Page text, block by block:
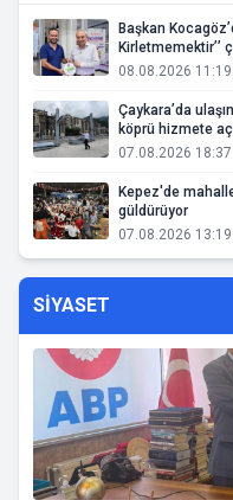
Başkan
Kirletmemektir’’
08.08.2026 11:19
Çaykara’da
köprü hizmete
07.08.2026 18:37
Kepez'de
güldürüyor
07.08.2026 13:19
SİYASET